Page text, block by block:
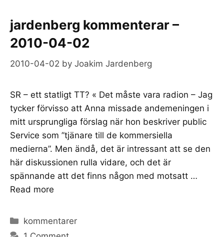
jardenberg kommenterar –
2010-04-02
2010-04-02 by Joakim Jardenberg
SR – ett statligt TT? « Det måste vara radion – Jag
tycker förvisso att Anna missade andemeningen i
mitt ursprungliga förslag när hon beskriver public
Service som ”tjänare till de kommersiella
medierna”. Men ändå, det är intressant att se den
här diskussionen rulla vidare, och det är
spännande att det finns någon med motsatt …
Read more
Categories
kommentarer